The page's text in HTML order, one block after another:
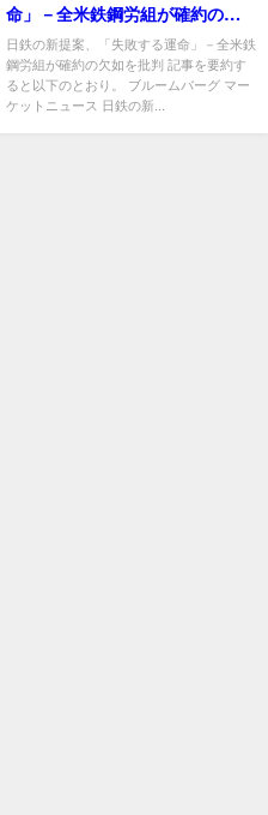
命」－全米鉄鋼労組が確約の欠
如を批判
日鉄の新提案、「失敗する運命」－全米鉄
鋼労組が確約の欠如を批判 記事を要約す
ると以下のとおり。 ブルームバーグ マー
ケットニュース 日鉄の新...